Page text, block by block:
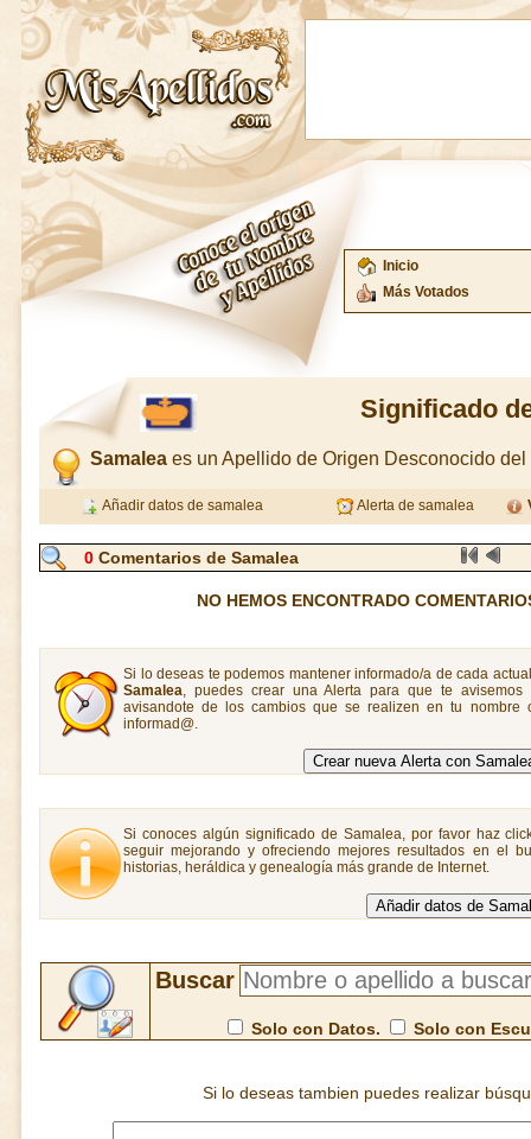
Inicio
Más Votados
Significado
Samalea es un Apellido de Origen Desconocido del
Añadir datos de samalea Alerta de samalea
0 Comentarios de Samalea
NO HEMOS ENCONTRADO
Si lo deseas te podemos mantener informado/a de cada
Samalea, puedes crear una Alerta para que te avisemos
avisandote de los cambios que se realizen en tu
informad@.
Si conoces algún significado de Samalea, por favor haz
seguir mejorando y ofreciendo mejores resultados en el
historias, heráldica y genealogía más grande de Internet.
Buscar
Solo con Datos. Solo con
Si lo deseas tambien puedes realizar